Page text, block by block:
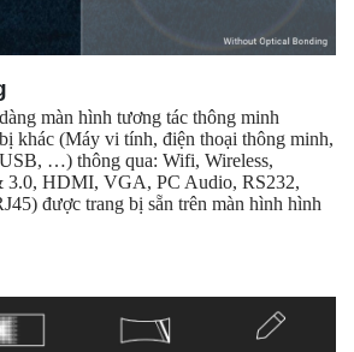
màn hình tương tác thông minh
khác (Máy vi tính, điện thoại thông minh,
…) thông qua: Wifi, Wireless,
3.0, HDMI, VGA, PC Audio, RS232,
được trang bị sẵn trên màn hình hình